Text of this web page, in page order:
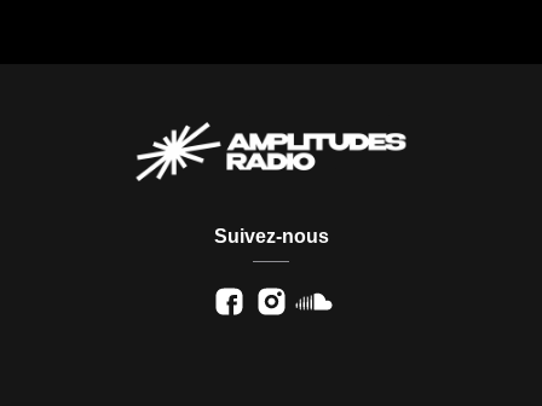
Suivez-nous